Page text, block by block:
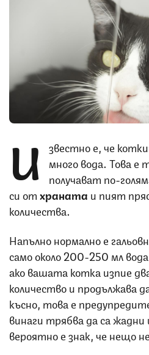
И
звестно е, че
много вода. Това
получават по-
си отхраната и пият
количества.
Напълно нормално е
само около 200-250 мл
ако вашата котка изпие
количество и продължава
късно, това е
винаги трябва да са жадни
вероятно е знак, че нещо